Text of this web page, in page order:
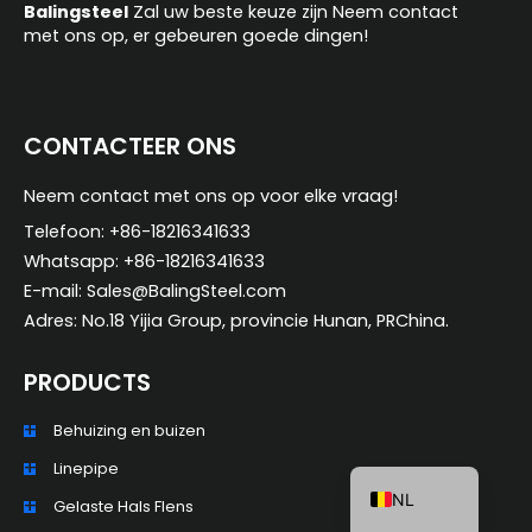
i
:
Balingsteel Zal uw beste keuze zijn Neem contact
met ons op, er gebeuren goede dingen!
CONTACTEER ONS
Neem contact met ons op voor elke vraag!
Telefoon: +86-18216341633
Whatsapp: +86-18216341633
E-mail: Sales@BalingSteel.com
Adres: No.18 Yijia Group, provincie Hunan, PRChina.
PRODUCTS
Behuizing en buizen
Linepipe
Gelaste Hals Flens
NL
RU